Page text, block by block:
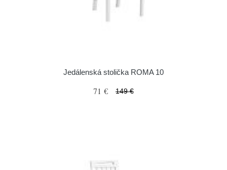
Jedálenská stolička ROMA 10
71 € 149 €